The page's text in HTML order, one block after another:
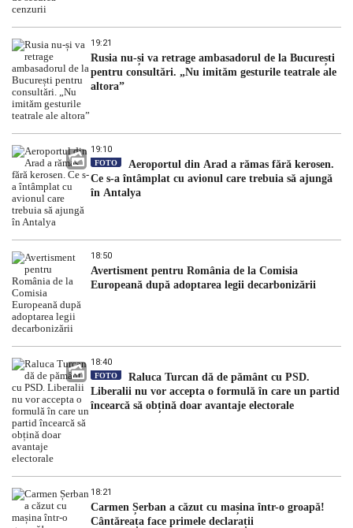
19:21
Rusia nu-și va retrage ambasadorul de la București
pentru consultări. „Nu imităm gesturile teatrale ale
altora”
19:10
FOTO
Aeroportul din Arad a rămas fără kerosen.
Ce s-a întâmplat cu avionul care trebuia să ajungă
în Antalya
18:50
Avertisment pentru România de la Comisia
Europeană după adoptarea legii decarbonizării
18:40
FOTO
Raluca Turcan dă de pământ cu PSD.
Liberalii nu vor accepta o formulă în care un partid
încearcă să obțină doar avantaje electorale
18:21
Carmen Șerban a căzut cu mașina într-o groapă!
Cântăreața face primele declarații